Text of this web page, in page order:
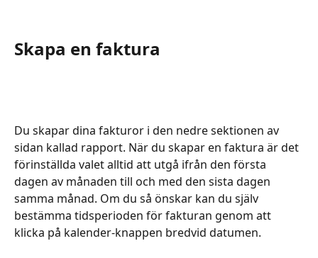
Skapa en faktura
Du skapar dina fakturor i den nedre sektionen av
sidan kallad rapport. När du skapar en faktura är det
förinställda valet alltid att utgå ifrån den första
dagen av månaden till och med den sista dagen
samma månad. Om du så önskar kan du själv
bestämma tidsperioden för fakturan genom att
klicka på kalender-knappen bredvid datumen.